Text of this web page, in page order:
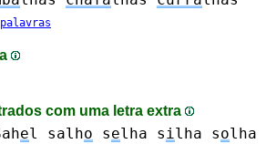
com uma letra extra
el salho selha silha solha